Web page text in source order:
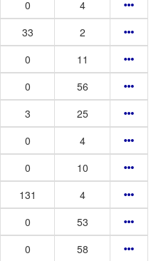
0
4
33
2
0
11
0
56
3
25
0
4
0
10
131
4
0
53
0
58